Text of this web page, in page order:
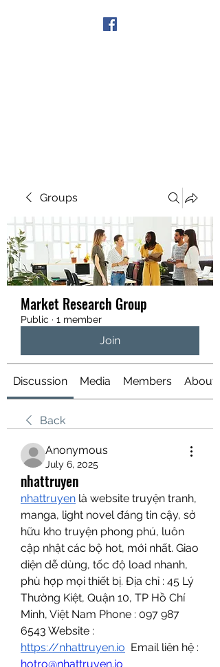
Groups
Market Research Group
Public · 1 member
Join
Discussion Media Members About
Back
Anonymous
July 6, 2025
nhattruyen
nhattruyen là website truyện tranh,
manga, light novel đáng tin cậy, sở
hữu kho truyện phong phú, luôn
cập nhật các bộ hot, mới nhất. Giao
diện dễ dùng, tốc độ load nhanh,
phù hợp mọi thiết bị. Địa chỉ : 45 Lý
Thường Kiệt, Quận 10, TP Hồ Chí
Minh, Việt Nam Phone : 097 987
https://nhattruyen.io
hotro@nhattruyen.io